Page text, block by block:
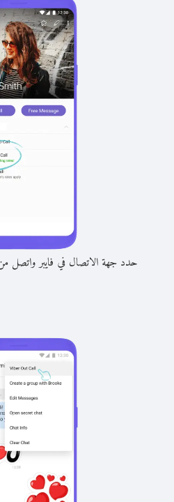
حدد جهة الاتصال في فايبر واتصل